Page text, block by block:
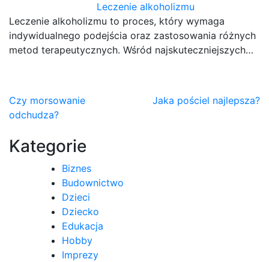
Leczenie alkoholizmu
Leczenie alkoholizmu to proces, który wymaga
indywidualnego podejścia oraz zastosowania różnych
metod terapeutycznych. Wśród najskuteczniejszych…
Nawigacja
wpisu
Czy morsowanie
odchudza?
Jaka pościel najlepsza?
Kategorie
Biznes
Budownictwo
Dzieci
Dziecko
Edukacja
Hobby
Imprezy